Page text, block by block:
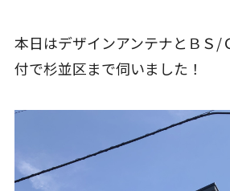
本日はデザインアンテナとＢＳ/
付で杉並区まで伺いました！